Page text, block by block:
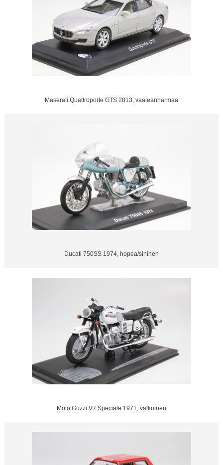
Maserati Quattroporte GTS 2013, vaaleanharmaa
Ducati 750SS 1974, hopea/sininen
Moto Guzzi V7 Speciale 1971, valkoinen